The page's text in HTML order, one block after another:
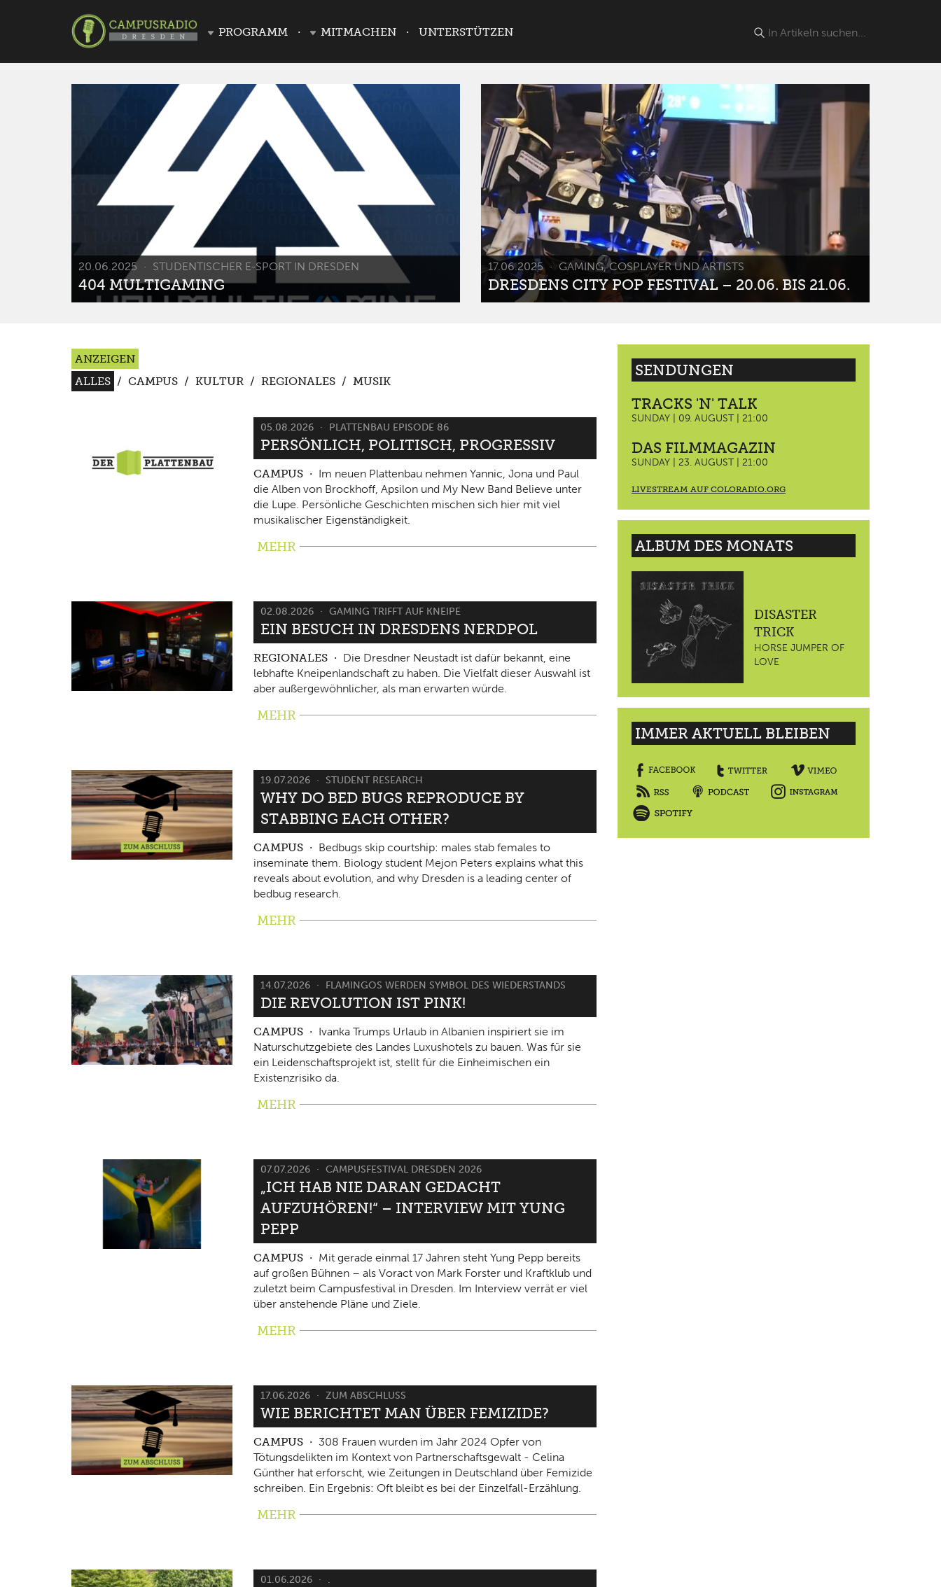
PROGRAMM MITMACHEN UNTERSTÜTZEN
20.06.2025 STUDENTISCHER E-SPORT IN DRESDEN
404 MULTIGAMING
17.06.2025 GAMING, COSPLAYER UND ARTISTS
DRESDENS CITY POP FESTIVAL – 20.06. BIS 21.06.
ANZEIGEN
ALLES / CAMPUS / KULTUR / REGIONALES / MUSIK
05.08.2026 PLATTENBAU EPISODE 86
PERSÖNLICH, POLITISCH, PROGRESSIV
CAMPUS
Im neuen Plattenbau nehmen Yannic, Jona und Paul
die Alben von Brockhoff, Apsilon und My New Band Believe unter
die Lupe. Persönliche Geschichten mischen sich hier mit viel
musikalischer Eigenständigkeit.
MEHR
02.08.2026 GAMING TRIFFT AUF KNEIPE
EIN BESUCH IN DRESDENS NERDPOL
REGIONALES
Die Dresdner Neustadt ist dafür bekannt, eine
lebhafte Kneipenlandschaft zu haben. Die Vielfalt dieser Auswahl ist
aber außergewöhnlicher, als man erwarten würde.
MEHR
19.07.2026 STUDENT RESEARCH
WHY DO BED BUGS REPRODUCE BY
STABBING EACH OTHER?
CAMPUS
Bedbugs skip courtship: males stab females to
inseminate them. Biology student Mejon Peters explains what this
reveals about evolution, and why Dresden is a leading center of
bedbug research.
MEHR
14.07.2026 FLAMINGOS WERDEN SYMBOL DES WIEDERSTANDS
DIE REVOLUTION IST PINK!
CAMPUS
Ivanka Trumps Urlaub in Albanien inspiriert sie im
Naturschutzgebiete des Landes Luxushotels zu bauen. Was für sie
ein Leidenschaftsprojekt ist, stellt für die Einheimischen ein
Existenzrisiko da.
MEHR
07.07.2026 CAMPUSFESTIVAL DRESDEN 2026
„ICH HAB NIE DARAN GEDACHT
AUFZUHÖREN!“ – INTERVIEW MIT YUNG
PEPP
CAMPUS
Mit gerade einmal 17 Jahren steht Yung Pepp bereits
auf großen Bühnen – als Voract von Mark Forster und Kraftklub und
zuletzt beim Campusfestival in Dresden. Im Interview verrät er viel
über anstehende Pläne und Ziele.
MEHR
17.06.2026 ZUM ABSCHLUSS
WIE BERICHTET MAN ÜBER FEMIZIDE?
CAMPUS
308 Frauen wurden im Jahr 2024 Opfer von
Tötungsdelikten im Kontext von Partnerschaftsgewalt - Celina
Günther hat erforscht, wie Zeitungen in Deutschland über Femizide
schreiben. Ein Ergebnis: Oft bleibt es bei der Einzelfall-Erzählung.
MEHR
01.06.2026 .
SENDUNGEN
TRACKS 'N' TALK
SUNDAY | 09. AUGUST | 21:00
DAS FILMMAGAZIN
SUNDAY | 23. AUGUST | 21:00
LIVESTREAM AUF COLORADIO.ORG
ALBUM DES MONATS
DISASTER
TRICK
HORSE JUMPER OF
LOVE
IMMER AKTUELL BLEIBEN